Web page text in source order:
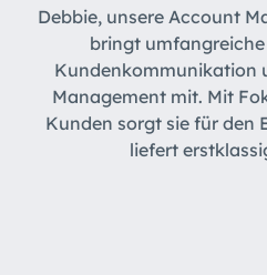
Debbie, unsere Account
bringt
Kundenkommunikation
Management mit. Mit
Kunden sorgt sie für den
liefert